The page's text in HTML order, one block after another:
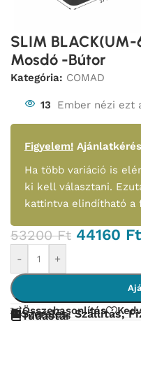
SLIM
Mosdó -Bútor
Kategória: COMAD
13 Ember nézi ezt
Figyelem!
Ha több variáció is
ki kell választani.
kattintva elindítható a
53200Ft 44160 Ft
- +
Összehasonlítás
Szerelés, Szállítás,
Tudástár